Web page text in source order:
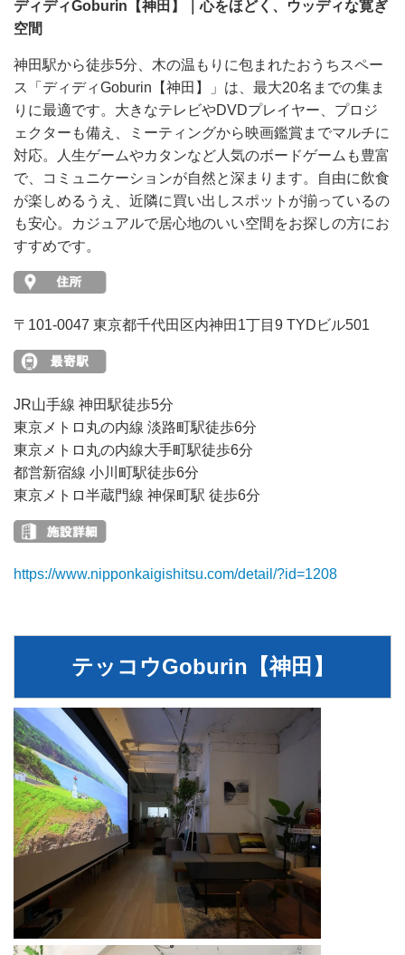
ディディGoburin【神田】｜心をほどく、ウッディな寛ぎ
空間
神田駅から徒歩5分、木の温もりに包まれたおうちスペー
ス「ディディGoburin【神田】」は、最大20名までの集ま
りに最適です。大きなテレビやDVDプレイヤー、プロジ
ェクターも備え、ミーティングから映画鑑賞までマルチに
対応。人生ゲームやカタンなど人気のボードゲームも豊富
で、コミュニケーションが自然と深まります。自由に飲食
が楽しめるうえ、近隣に買い出しスポットが揃っているの
も安心。カジュアルで居心地のいい空間をお探しの方にお
すすめです。
〒101-0047 東京都千代田区内神田1丁目9 TYDビル501
JR山手線 神田駅徒歩5分
東京メトロ丸の内線 淡路町駅徒歩6分
東京メトロ丸の内線大手町駅徒歩6分
都営新宿線 小川町駅徒歩6分
東京メトロ半蔵門線 神保町駅 徒歩6分
https://www.nipponkaigishitsu.com/detail/?id=1208
テッコウGoburin【神田】